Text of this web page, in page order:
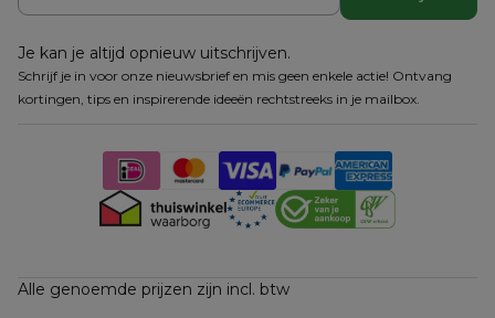
Je kan je altijd opnieuw uitschrijven.
Schrijf je in voor onze nieuwsbrief en mis geen enkele actie! Ontvang
kortingen, tips en inspirerende ideeën rechtstreeks in je mailbox.
Alle genoemde prijzen zijn incl. btw